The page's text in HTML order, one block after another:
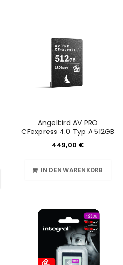
Angelbird AV PRO
CFexpress 4.0 Typ A 512GB
449,00 €
IN DEN WARENKORB